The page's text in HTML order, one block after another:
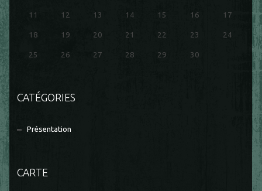
11 12 13 14 15 16 17
18 19 20 21 22 23 24
25 26 27 28 29 30
CATÉGORIES
Présentation
CARTE